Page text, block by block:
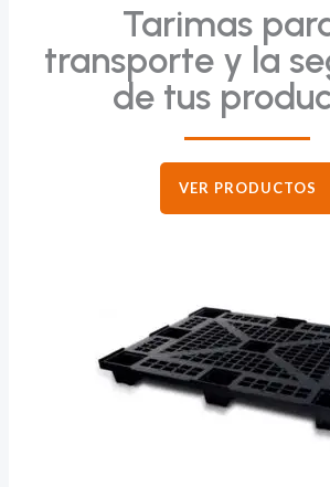
Tarimas
transporte y la
de tus
VER PRODUCTOS